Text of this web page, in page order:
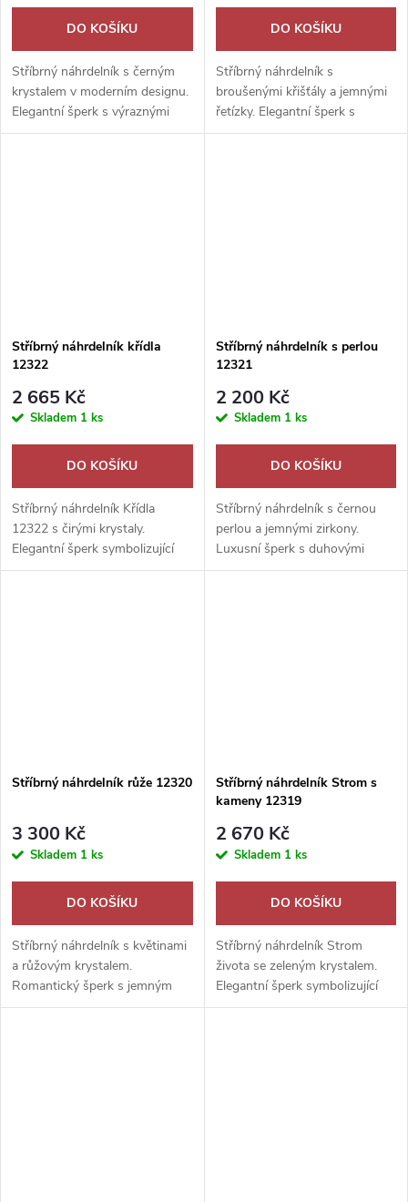
DO KOŠÍKU
Stříbrný náhrdelník s černým
krystalem v moderním designu.
Elegantní šperk s výraznými
liniemi pro každodenní nošení i
DO KOŠÍKU
Stříbrný náhrdelník s
broušenými křišťály a jemnými
řetízky. Elegantní šperk s
třpytivými odlesky pro každý
Stříbrný náhrdelník křídla
12322
2 665 Kč
Skladem 1 ks
DO KOŠÍKU
Stříbrný náhrdelník Křídla
12322 s čirými krystaly.
Elegantní šperk symbolizující
svobodu, lehkost a ochranu pro
Stříbrný náhrdelník s perlou
12321
2 200 Kč
Skladem 1 ks
DO KOŠÍKU
Stříbrný náhrdelník s černou
perlou a jemnými zirkony.
Luxusní šperk s duhovými
odlesky, který podtrhne
Stříbrný náhrdelník růže 12320
3 300 Kč
Skladem 1 ks
DO KOŠÍKU
Stříbrný náhrdelník s květinami
a růžovým krystalem.
Romantický šperk s jemným
třpytem, který podtrhne
Stříbrný náhrdelník Strom s
kameny 12319
2 670 Kč
Skladem 1 ks
DO KOŠÍKU
Stříbrný náhrdelník Strom
života se zeleným krystalem.
Elegantní šperk symbolizující
sílu, harmonii a krásu přírody